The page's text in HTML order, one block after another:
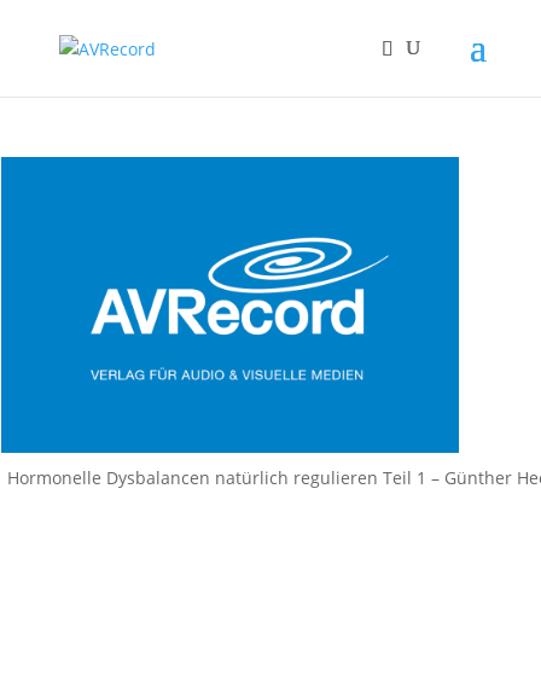
Hormonelle Dysbalancen natürlich regulieren Teil 1 – Günther